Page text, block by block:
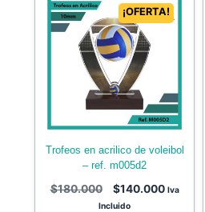
¡OFERTA!
trofeos en acrilico de voleibol
– ref. m005d2
$180.000 $140.000 Iva
Incluido